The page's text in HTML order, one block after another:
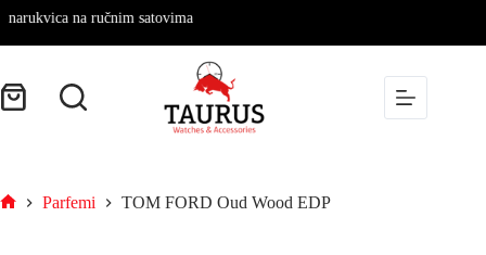
na ručnim satovima
Parfemi TOM FORD Oud Wood EDP